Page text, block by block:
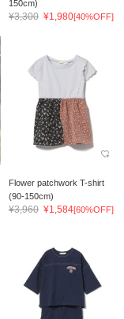
150cm)
¥3,300 ¥1,980[40%OFF]
Flower patchwork T-shirt
(90-150cm)
¥3,960 ¥1,584[60%OFF]